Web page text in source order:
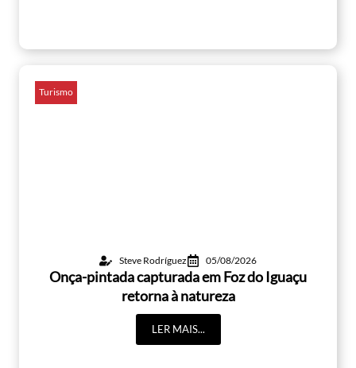
Turismo
Steve Rodríguez 05/08/2026
Onça-pintada capturada em Foz do Iguaçu
retorna à natureza
LER MAIS...